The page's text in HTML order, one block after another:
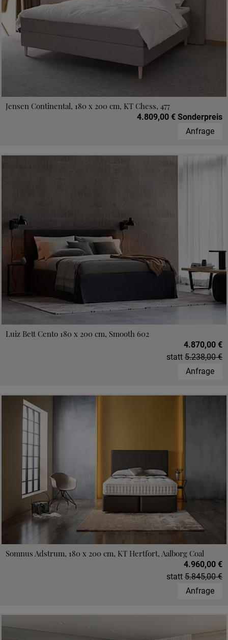
Jensen Continental, 180 x 200 cm, KT Chess, 477
4.809,00 € Sonderpreis
Anfrage
Luiz Bett Cento 180 x 200 cm, Smooth 602
4.870,00 €
statt 5.238,00 €
Anfrage
Somnus Adstrum, 180 x 200 cm, KT Hertfort, Aalborg Coal
4.960,00 €
statt 5.845,00 €
Anfrage